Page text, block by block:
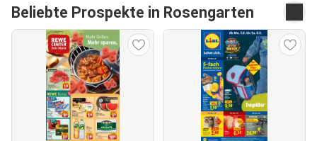
Beliebte Prospekte in Rosengarten